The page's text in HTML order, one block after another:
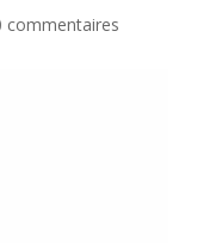
commentaires